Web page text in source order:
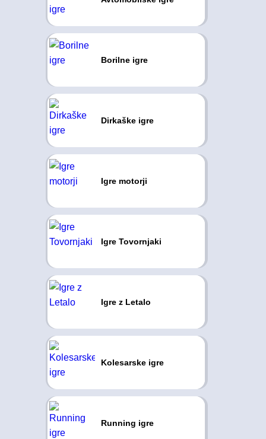
Borilne igre
Dirkaške igre
Igre motorji
Igre Tovornjaki
Igre z Letalo
Kolesarske igre
Running igre